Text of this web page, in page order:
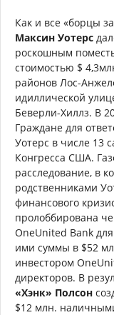
Как и все «борцы
Максин Уотерс
роскошным
стоимостью $
районов Лос-
идиллической
Беверли-Хиллз. В
Граждане для
Уотерс в числе 13
Конгресса США.
расследование, в
родственниками
финансового
пролоббирована
OneUnited Bank
ими суммы в $52
инвестором
директоров. В
«Хэнк» Полсон
$12 млн.